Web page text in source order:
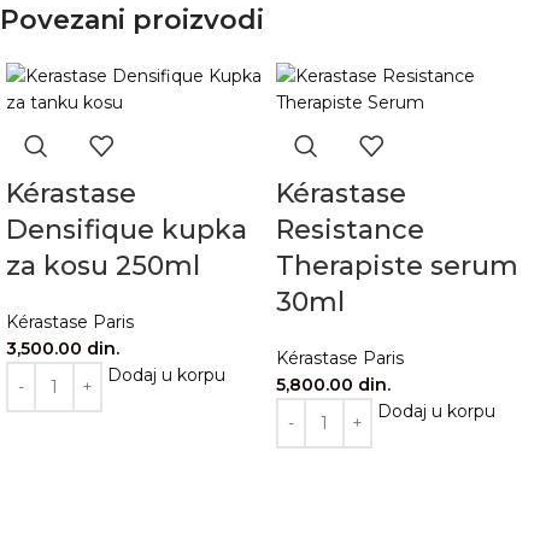
Povezani proizvodi
Kérastase
Densifique kupka
za kosu 250ml
Kérastase Paris
3,500.00 din.
Dodaj u korpu
Kérastase
Resistance
Therapiste serum
30ml
Kérastase Paris
5,800.00 din.
Dodaj u korpu